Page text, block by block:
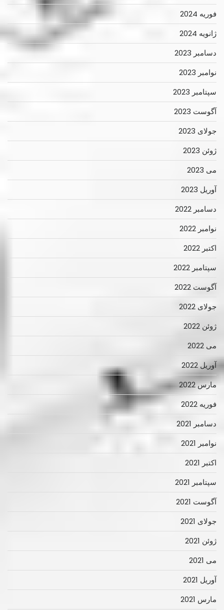
فوریه 2024
ژانویه 2024
دسامبر 2023
نوامبر 2023
سپتامبر 2023
آگوست 2023
جولای 2023
ژوئن 2023
می 2023
آوریل 2023
دسامبر 2022
نوامبر 2022
اکتبر 2022
سپتامبر 2022
آگوست 2022
جولای 2022
ژوئن 2022
می 2022
آوریل 2022
مارس 2022
فوریه 2022
دسامبر 2021
نوامبر 2021
اکتبر 2021
سپتامبر 2021
آگوست 2021
جولای 2021
ژوئن 2021
می 2021
آوریل 2021
مارس 2021